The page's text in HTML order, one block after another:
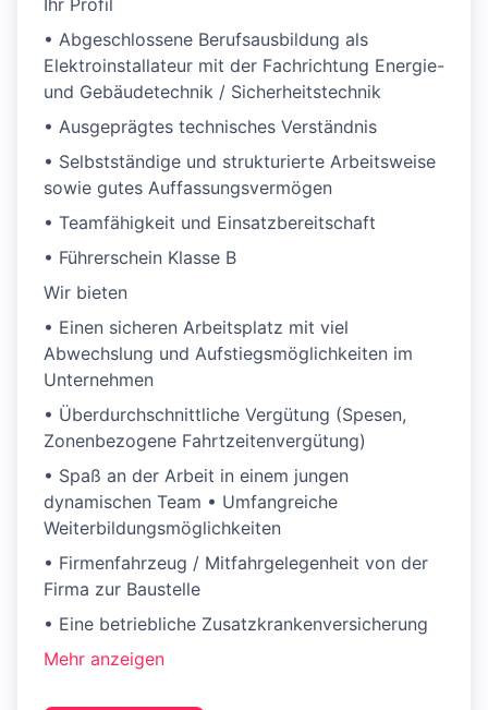
Ihr Profil
• Abgeschlossene Berufsausbildung als
Elektroinstallateur mit der Fachrichtung Energie-
und Gebäudetechnik / Sicherheitstechnik
• Ausgeprägtes technisches Verständnis
• Selbstständige und strukturierte Arbeitsweise
sowie gutes Auffassungsvermögen
• Teamfähigkeit und Einsatzbereitschaft
• Führerschein Klasse B
Wir bieten
• Einen sicheren Arbeitsplatz mit viel
Abwechslung und Aufstiegsmöglichkeiten im
Unternehmen
• Überdurchschnittliche Vergütung (Spesen,
Zonenbezogene Fahrtzeitenvergütung)
• Spaß an der Arbeit in einem jungen
dynamischen Team • Umfangreiche
Weiterbildungsmöglichkeiten
• Firmenfahrzeug / Mitfahrgelegenheit von der
Firma zur Baustelle
• Eine betriebliche Zusatzkrankenversicherung
Mehr anzeigen